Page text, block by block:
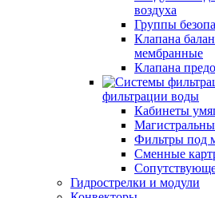
воздуха
Группы
Клапана
мембранные
Клапана
фильтрации воды
Кабинеты
Фильтры под
Сменные
Гидрострелки и модули